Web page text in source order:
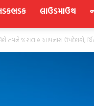
લાઉડમાઉથ
તમને જ સલાહ આપનારા ઉપદેશકો,